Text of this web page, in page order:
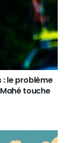
: le problème
touche